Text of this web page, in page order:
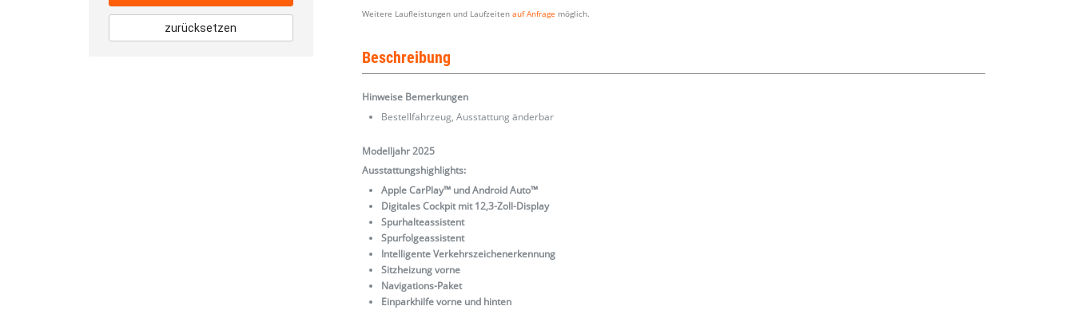
Weitere Laufleistungen und Laufzeitenauf Anfrage möglich.
Beschreibung
Hinweise Bemerkungen
Bestellfahrzeug, Ausstattung änderbar
Modelljahr 2025
Ausstattungshighlights:
Apple CarPlay™ und Android Auto™
Digitales Cockpit mit 12,3-Zoll-Display
Spurhalteassistent
Spurfolgeassistent
Intelligente Verkehrszeichenerkennung
Sitzheizung vorne
Navigations-Paket
Einparkhilfe vorne und hinten
zurücksetzen